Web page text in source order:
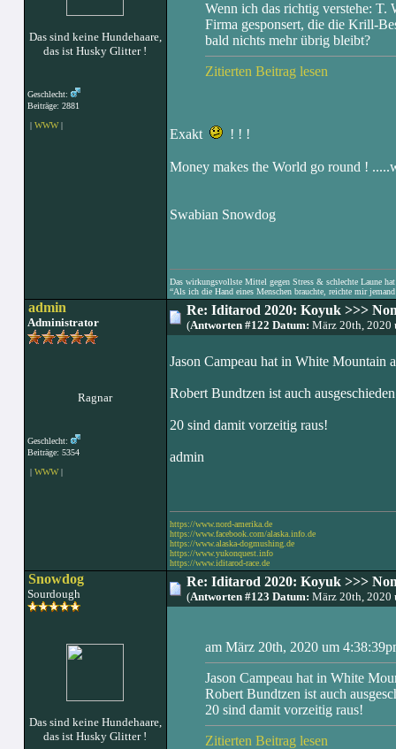
Das sind keine Hundehaare,
das ist Husky Glitter !
Geschlecht:
Beiträge: 2881
| WWW|
Wenn ich das richtig verstehe: T.
Firma gesponsert, die die Krill-
bald nichts mehr übrig bleibt?
Zitierten Beitrag lesen
Exakt ! ! !
Money makes the World go round !
Swabian Snowdog
Das wirkungsvollste Mittel gegen Stress & schlechte Laune
“Als ich die Hand eines Menschen brauchte, reichte mir jemand
admin
Administrator
Ragnar
Geschlecht:
Beiträge: 5354
| WWW|
Re: Iditarod 2020: Koyuk >>>
(Antworten #122 Datum: März 20th, 2020
Jason Campeau hat in White Mountain
Robert Bundtzen ist auch
20 sind damit vorzeitig raus!
admin
https://www.nord-amerika.de
https://www.facebook.com/alaska.info.de
https://www.alaska-dogmushing.de
https://www.yukonquest.info
https://www.iditarod-race.de
Snowdog
Sourdough
Das sind keine Hundehaare,
das ist Husky Glitter !
Re: Iditarod 2020: Koyuk >>>
(Antworten #123 Datum: März 20th, 2020
am März 20th, 2020 um
Jason Campeau hat in White
Robert Bundtzen ist auch
20 sind damit vorzeitig raus!
Zitierten Beitrag lesen